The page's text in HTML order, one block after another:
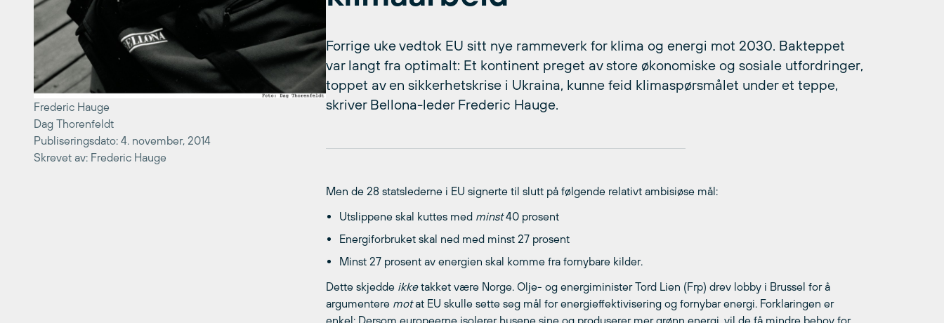
Frederic Hauge
Dag Thorenfeldt
Publiseringsdato: 4. november, 2014
Skrevet av: Frederic Hauge
Forrige uke vedtok EU sitt nye rammeverk for klima og energi mot 2030. Bakteppet
var langt fra optimalt: Et kontinent preget av store økonomiske og sosiale utfordringer,
toppet av en sikkerhetskrise i Ukraina, kunne feid klimaspørsmålet under et teppe,
skriver Bellona-leder Frederic Hauge.
Men de 28 statslederne i EU signerte til slutt på følgende relativt ambisiøse mål:
Utslippene skal kuttes med minst40 prosent
Energiforbruket skal ned med minst 27 prosent
Minst 27 prosent av energien skal komme fra fornybare kilder.
Dette skjedde ikketakket være Norge. Olje- og energiminister Tord Lien (Frp) drev lobby i Brussel for å
argumentere motat EU skulle sette seg mål for energieffektivisering og fornybar energi. Forklaringen er
enkel: Dersom europeerne isolerer husene sine og produserer mer grønn energi, vil de få mindre behov for